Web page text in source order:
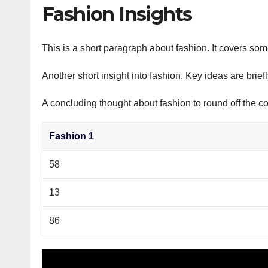
Fashion Insights
This is a short paragraph about fashion. It covers
Another short insight into fashion. Key ideas are
A concluding thought about fashion to round off the
Fashion 1
58
13
86